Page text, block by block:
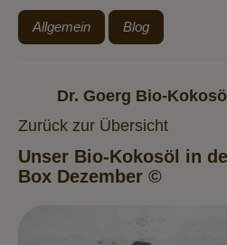
Allgemein Blog
Dr. Goerg Bio-
Zurück zur Übersicht
Unser Bio-Kokosöl in
Box Dezember ©